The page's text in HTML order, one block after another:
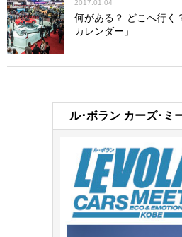
2017.01.04
何がある？ どこへ行く
カレンダー」
ル･ボラン カーズ･ミ